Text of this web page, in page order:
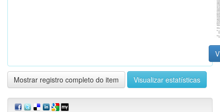
Mostrar registro completo do item Visualizar estatísticas